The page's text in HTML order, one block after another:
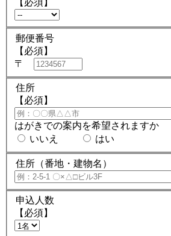
【必須】
郵便番号
【必須】
〒
住所
【必須】
はがきでの案内を希望されますか
いいえ
はい
住所（番地・建物名）
申込人数
【必須】